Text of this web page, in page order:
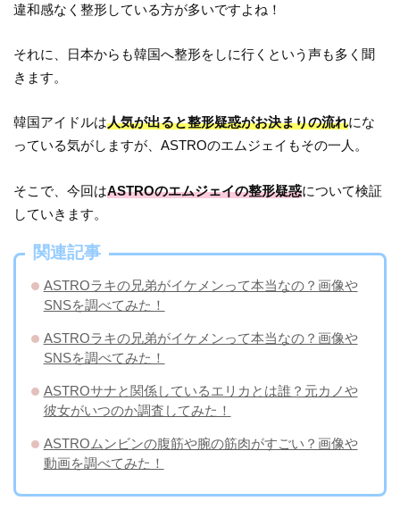
違和感なく整形している方が多いですよね！
それに、日本からも韓国へ整形をしに行くという声も多く聞
きます。
韓国アイドルは人気が出ると整形疑惑がお決まりの流れにな
っている気がしますが、ASTROのエムジェイもその一人。
そこで、今回はASTROのエムジェイの整形疑惑について検証
していきます。
関連記事
ASTROラキの兄弟がイケメンって本当なの？画像や
SNSを調べてみた！
ASTROラキの兄弟がイケメンって本当なの？画像や
SNSを調べてみた！
ASTROサナと関係しているエリカとは誰？元カノや
彼女がいつのか調査してみた！
ASTROムンビンの腹筋や腕の筋肉がすごい？画像や
動画を調べてみた！